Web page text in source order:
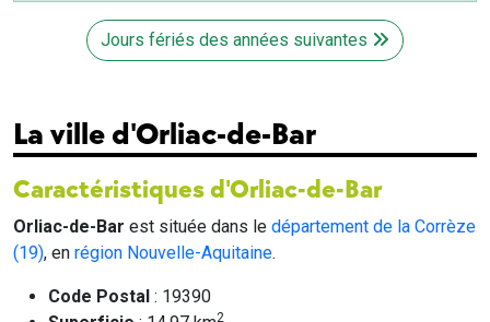
Jours fériés des années suivantes
La ville d'Orliac-de-Bar
Caractéristiques d'Orliac-de-Bar
Orliac-de-Bar est située dans le département de la Corrèze
(19), en région Nouvelle-Aquitaine.
Code Postal : 19390
2